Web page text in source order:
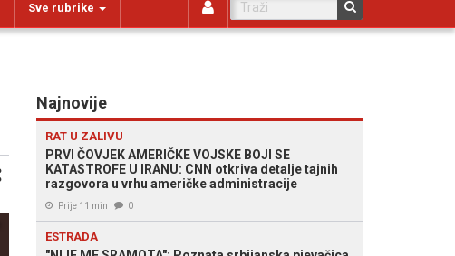
Sve rubrike
Najnovije
RAT U ZALIVU
PRVI ČOVJEK AMERIČKE VOJSKE BOJI SE
KATASTROFE U IRANU: CNN otkriva detalje tajnih
razgovora u vrhu američke administracije
Prije 11 min 0
ESTRADA